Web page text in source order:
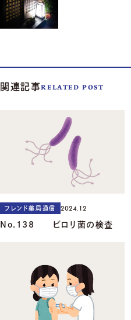
関連記事RELATED POST
フレンド薬局通信 2024.12
No.138 ピロリ菌の検査